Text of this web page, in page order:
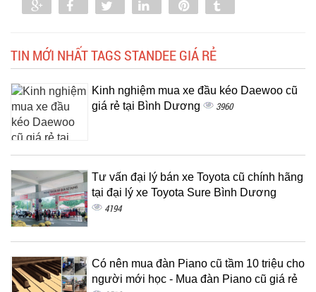
Share Share Tweet Share
TIN MỚI NHẤT TAGS STANDEE GIÁ RẺ
Kinh nghiệm mua xe đầu kéo Daewoo cũ
giá rẻ tại Bình Dương
3960
Tư vấn đại lý bán xe Toyota cũ chính hãng
tại đại lý xe Toyota Sure Bình Dương
4194
Có nên mua đàn Piano cũ tầm 10 triệu cho
người mới học - Mua đàn Piano cũ giá rẻ